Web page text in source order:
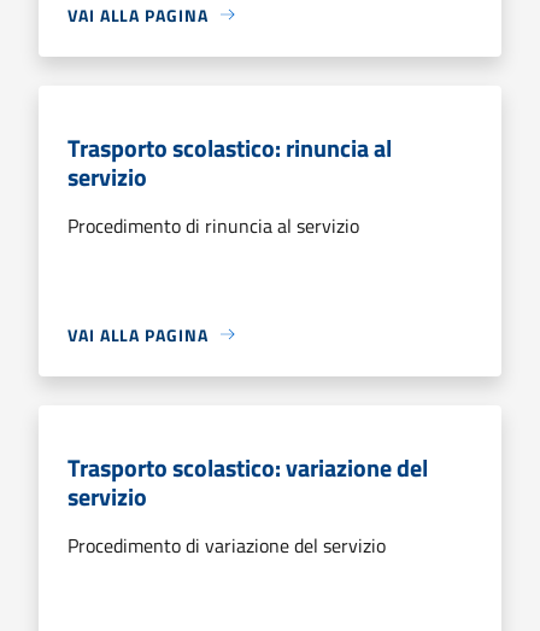
VAI ALLA PAGINA
Trasporto scolastico: rinuncia al
servizio
Procedimento di rinuncia al servizio
VAI ALLA PAGINA
Trasporto scolastico: variazione del
servizio
Procedimento di variazione del servizio